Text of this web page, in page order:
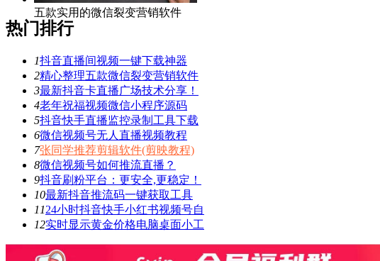
五款实用的微信裂变营销软件
热门排行
1抖音直播间视频一键下载神器
2精心整理五款微信裂变营销软件
3最新抖音卡直播广场技术分享！
4老年祝福视频微信小程序源码
5抖音快手直播监控录制工具下载
6微信视频号无人直播视频教程
7张同学推荐剪辑软件(剪映教程)
8微信视频号如何推流直播？
9抖音刷粉平台：更安全,更稳定！
10最新抖音推流码一键获取工具
1124小时抖音快手小红书视频号自
12实时显示黄金价格电脑桌面小工